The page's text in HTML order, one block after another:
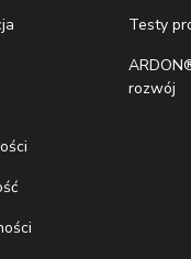
Testy
rozwój